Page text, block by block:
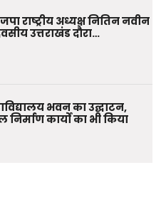
राष्ट्रीय अध्यक्ष नितिन नवीन
उत्तराखंड दौरा…
भवन का उद्घाटन,
कार्यों का भी किया